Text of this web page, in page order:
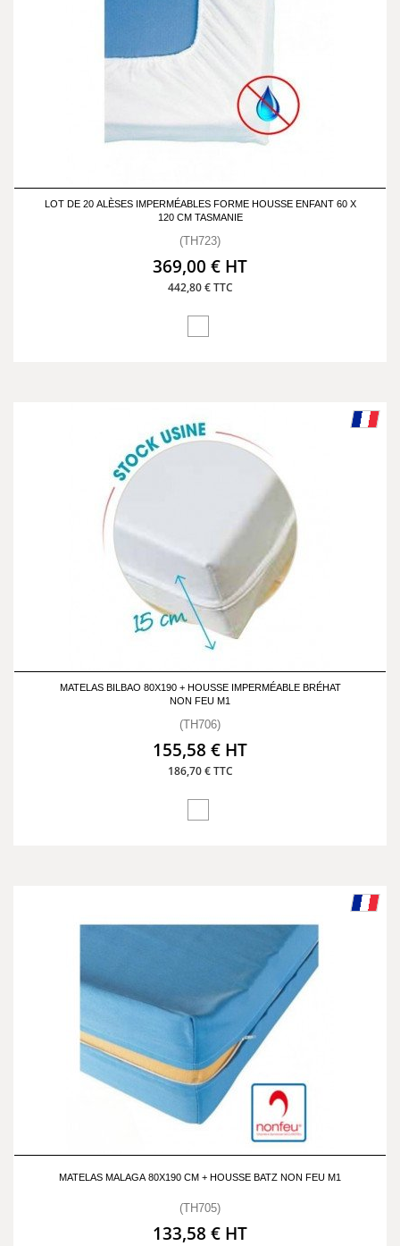
LOT DE 20 ALÈSES IMPERMÉABLES FORME HOUSSE ENFANT 60 X
120 CM TASMANIE
(TH723)
369,00 € HT
442,80 € TTC
MATELAS BILBAO 80X190 + HOUSSE IMPERMÉABLE BRÉHAT
NON FEU M1
(TH706)
155,58 € HT
186,70 € TTC
MATELAS MALAGA 80X190 CM + HOUSSE BATZ NON FEU M1
(TH705)
133,58 € HT